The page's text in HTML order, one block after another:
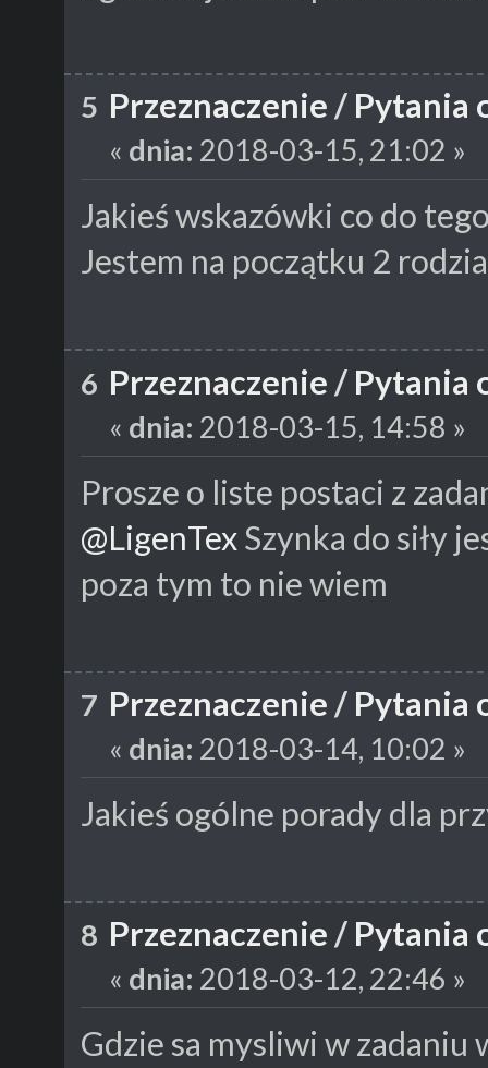
5 Przeznaczenie / Pytania
« dnia: 2018-03-15, 21:02 »
Jakieś wskazówki co do
Jestem na początku 2
6 Przeznaczenie / Pytania
« dnia: 2018-03-15, 14:58 »
Prosze o liste postaci z
@LigenTexSzynka do siły
poza tym to nie wiem
7 Przeznaczenie / Pytania
« dnia: 2018-03-14, 10:02 »
Jakieś ogólne porady dla
8 Przeznaczenie / Pytania
« dnia: 2018-03-12, 22:46 »
Gdzie sa mysliwi w zadaniu